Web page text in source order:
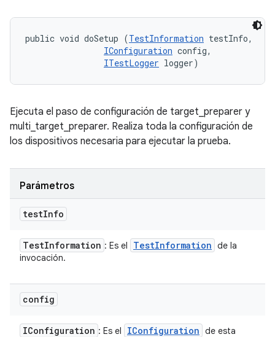
public void doSetup (TestInformation testInfo,
IConfiguration config,
ITestLogger logger)
Ejecuta el paso de configuración de target_preparer y
multi_target_preparer. Realiza toda la configuración de
los dispositivos necesaria para ejecutar la prueba.
Parámetros
testInfo
TestInformation : Es el TestInformation de la
invocación.
config
IConfiguration : Es el IConfiguration de esta